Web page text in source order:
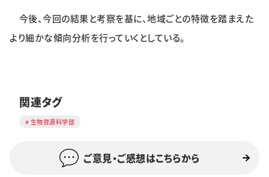
今後、今回の結果と考察を基に、地域ごとの特徴を踏まえた
より細かな傾向分析を行っていくとしている。
関連タグ
生物資源科学部
ご意見・ご感想はこちらから